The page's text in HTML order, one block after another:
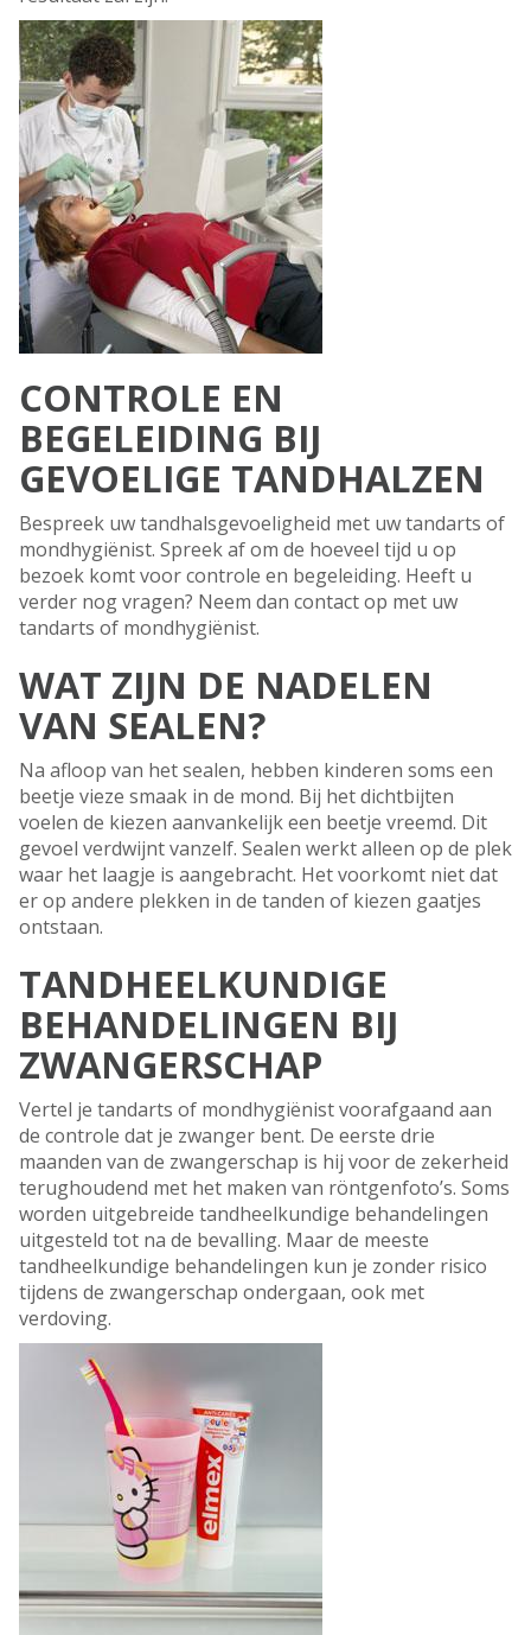
CONTROLE EN
BEGELEIDING BIJ
GEVOELIGE TANDHALZEN
Bespreek uw tandhalsgevoeligheid met uw tandarts of
mondhygiënist. Spreek af om de hoeveel tijd u op
bezoek komt voor controle en begeleiding. Heeft u
verder nog vragen? Neem dan contact op met uw
tandarts of mondhygiënist.
WAT ZIJN DE NADELEN
VAN SEALEN?
Na afloop van het sealen, hebben kinderen soms een
beetje vieze smaak in de mond. Bij het dichtbijten
voelen de kiezen aanvankelijk een beetje vreemd. Dit
gevoel verdwijnt vanzelf. Sealen werkt alleen op de plek
waar het laagje is aangebracht. Het voorkomt niet dat
er op andere plekken in de tanden of kiezen gaatjes
ontstaan.
TANDHEELKUNDIGE
BEHANDELINGEN BIJ
ZWANGERSCHAP
Vertel je tandarts of mondhygiënist voorafgaand aan
de controle dat je zwanger bent. De eerste drie
maanden van de zwangerschap is hij voor de zekerheid
terughoudend met het maken van röntgenfoto’s. Soms
worden uitgebreide tandheelkundige behandelingen
uitgesteld tot na de bevalling. Maar de meeste
tandheelkundige behandelingen kun je zonder risico
tijdens de zwangerschap ondergaan, ook met
verdoving.